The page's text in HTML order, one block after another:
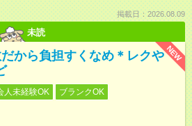
掲載日：2026.08.09
未読
NEW
だから負担すくなめ＊レクや
人未経験OK
ブランクOK